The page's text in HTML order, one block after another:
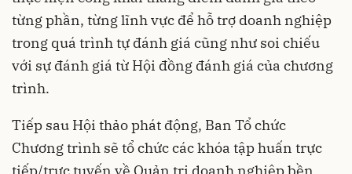
từng phần, từng lĩnh vực để hỗ trợ doanh nghiệp
trong quá trình tự đánh giá cũng như soi chiếu
với sự đánh giá từ Hội đồng đánh giá của chương
trình.
Tiếp sau Hội thảo phát động, Ban Tổ chức
Chương trình sẽ tổ chức các khóa tập huấn trực